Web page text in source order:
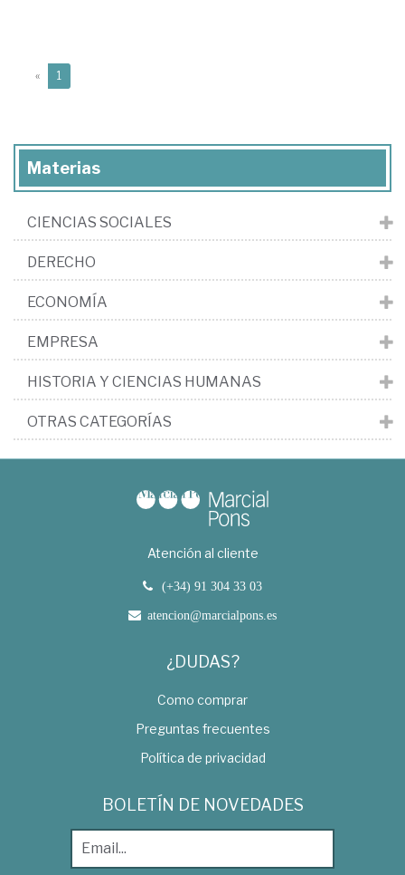
« 1
Materias
CIENCIAS SOCIALES
DERECHO
ECONOMÍA
EMPRESA
HISTORIA Y CIENCIAS HUMANAS
OTRAS CATEGORÍAS
Atención al cliente
(+34) 91 304 33 03
atencion@marcialpons.es
¿DUDAS?
Como comprar
Preguntas frecuentes
Política de privacidad
BOLETÍN DE NOVEDADES